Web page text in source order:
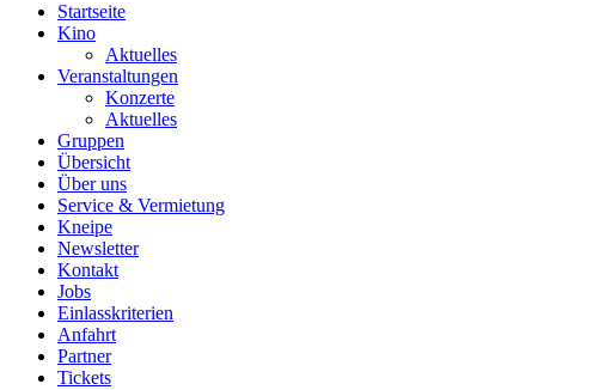
Startseite
Kino
Aktuelles
Veranstaltungen
Konzerte
Aktuelles
Gruppen
Übersicht
Über uns
Service & Vermietung
Kneipe
Newsletter
Kontakt
Jobs
Einlasskriterien
Anfahrt
Partner
Tickets